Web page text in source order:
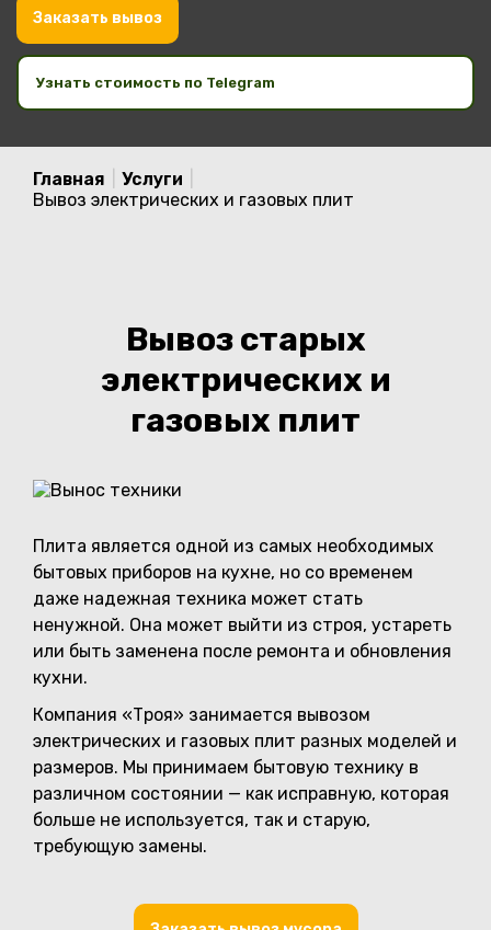
Заказать вывоз
Узнать стоимость по Telegram
Главная Услуги
Вывоз электрических и газовых плит
Вывоз старых
электрических и
газовых плит
Плита является одной из самых необходимых
бытовых приборов на кухне, но со временем
даже надежная техника может стать
ненужной. Она может выйти из строя, устареть
или быть заменена после ремонта и обновления
кухни.
Компания «Троя» занимается вывозом
электрических и газовых плит разных моделей и
размеров. Мы принимаем бытовую технику в
различном состоянии — как исправную, которая
больше не используется, так и старую,
требующую замены.